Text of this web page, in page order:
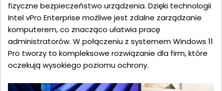
fizyczne bezpieczeństwo urządzenia. Dzięki technologii
Intel vPro Enterprise możliwe jest zdalne zarządzanie
komputerem, co znacząco ułatwia pracę
administratorów. W połączeniu z systemem Windows 11
Pro tworzy to kompleksowe rozwiązanie dla firm, które
oczekują wysokiego poziomu ochrony.